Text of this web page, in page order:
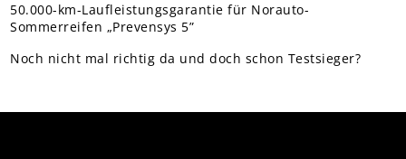
50.000-km-Laufleistungsgarantie für Norauto-
Sommerreifen „Prevensys 5”
Noch nicht mal richtig da und doch schon Testsieger?